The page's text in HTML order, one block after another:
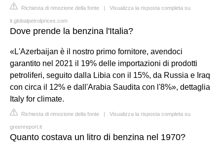
Richiesta di rimozione della fonte | Visualizza la risposta completa su
it.globalpetrolprices.com
Dove prende la benzina l'Italia?
«L'Azerbaijan è il nostro primo fornitore, avendoci
garantito nel 2021 il 19% delle importazioni di prodotti
petroliferi, seguito dalla Libia con il 15%, da Russia e Iraq
con circa il 12% e dall'Arabia Saudita con l'8%», dettaglia
Italy for climate.
Richiesta di rimozione della fonte | Visualizza la risposta completa su
greenreport.it
Quanto costava un litro di benzina nel 1970?